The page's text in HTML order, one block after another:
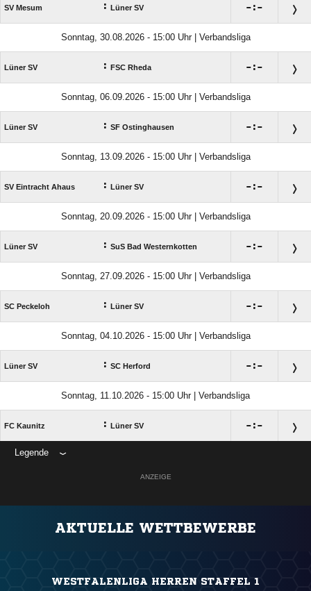
SV Mesum : Lüner SV :
Sonntag, 30.08.2026 - 15:00 Uhr | Verbandsliga
Lüner SV : FSC Rheda :
Sonntag, 06.09.2026 - 15:00 Uhr | Verbandsliga
Lüner SV : SF Ostinghausen :
Sonntag, 13.09.2026 - 15:00 Uhr | Verbandsliga
SV Eintracht Ahaus : Lüner SV :
Sonntag, 20.09.2026 - 15:00 Uhr | Verbandsliga
Lüner SV : SuS Bad Westernkotten :
Sonntag, 27.09.2026 - 15:00 Uhr | Verbandsliga
SC Peckeloh : Lüner SV :
Sonntag, 04.10.2026 - 15:00 Uhr | Verbandsliga
Lüner SV : SC Herford :
Sonntag, 11.10.2026 - 15:00 Uhr | Verbandsliga
FC Kaunitz : Lüner SV :
Legende
ANZEIGE
AKTUELLE WETTBEWERBE
WESTFALENLIGA HERREN STAFFEL 1